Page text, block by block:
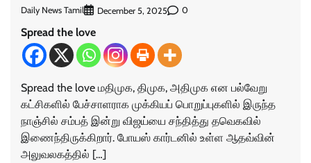
Daily News Tamil December 5, 2025 0
Spread the love
Spread the love மதிமுக, திமுக, அதிமுக என பல்வேறு
கட்சிகளில் பேச்சாளராக முக்கியப் பொறுப்புகளில் இருந்த
நாஞ்சில் சம்பத் இன்று விஜய்யை சந்தித்து தவெகவில்
இணைந்திருக்கிறார். போயஸ் கார்டனில் உள்ள ஆதவ்வின்
அலுவலகத்தில் […]